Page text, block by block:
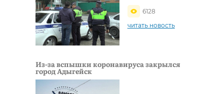
6128
читать новость
Из-за вспышки коронавируса закрылся
город Адыгейск